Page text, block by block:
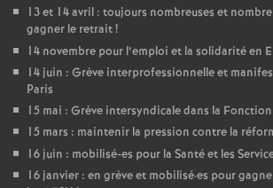
13 et 14 avril : toujours nombreuses et
gagner le retrait!
14 novembre pour l’emploi et la solidarité en
14 juin : Grève interprofessionnelle et
Paris
15 mai : Grève intersyndicale dans la
15 mars : maintenir la pression contre la
16 juin : mobilisé-es pour la Santé et les
16 janvier : en grève et mobilisé·es pour